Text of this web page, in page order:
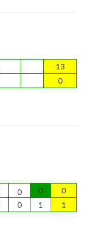
13
0
0 0
0
0 1
1